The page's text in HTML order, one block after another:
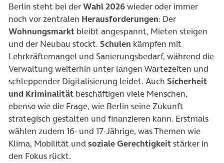
Berlin steht bei derWahl 2026wiederoder immer
noch vorzentralen Herausforderungen: Der
Wohnungsmarkt bleibt angespannt, Mieten steigen
und der Neubau stockt. Schulen kämpfen mit
Lehrkräftemangel und Sanierungsbedarf, während die
Verwaltung weiterhin unter langen Wartezeiten und
schleppender Digitalisierung leidet. Auch Sicherheit
und Kriminalität beschäftigen viele Menschen,
ebenso wie die Frage, wie Berlin seine Zukunft
strategisch gestalten und finanzieren kann. Erstmals
wählen zudem 16‑ und 17‑Jährige, was Themen wie
Klima, Mobilität und soziale Gerechtigkeitstärker in
den Fokus rückt.